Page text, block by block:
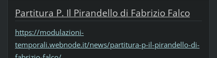
Partitura P. Il Pirandello di Fabrizio Falco
https://modulazioni-
temporali.webnode.it/news/partitura-p-il-pirandello-di-